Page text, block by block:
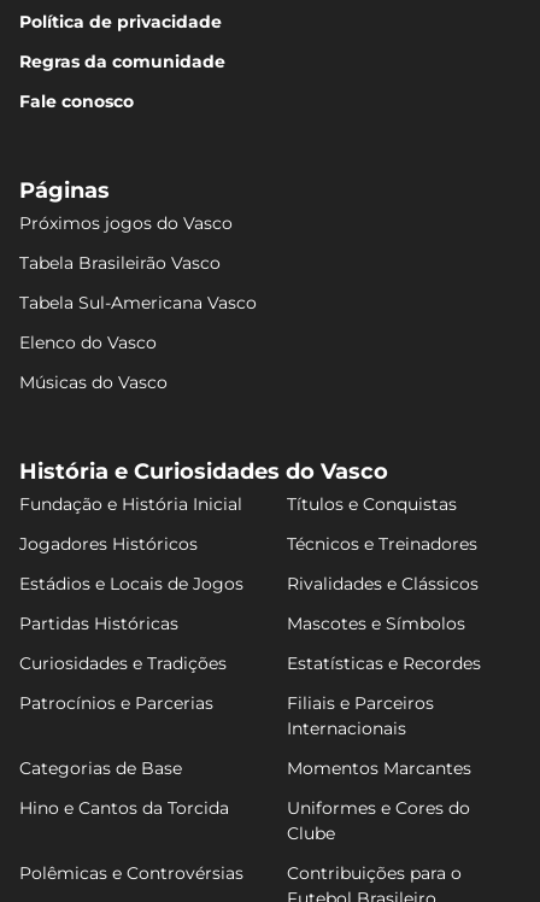
Política de privacidade
Regras da comunidade
Fale conosco
Páginas
Próximos jogos do Vasco
Tabela Brasileirão Vasco
Tabela Sul-Americana Vasco
Elenco do Vasco
Músicas do Vasco
História e Curiosidades do Vasco
Fundação e História Inicial
Títulos e Conquistas
Jogadores Históricos
Técnicos e Treinadores
Estádios e Locais de Jogos
Rivalidades e Clássicos
Partidas Históricas
Mascotes e Símbolos
Curiosidades e Tradições
Estatísticas e Recordes
Patrocínios e Parcerias
Filiais e Parceiros
Internacionais
Categorias de Base
Momentos Marcantes
Hino e Cantos da Torcida
Uniformes e Cores do
Clube
Polêmicas e Controvérsias
Contribuições para o